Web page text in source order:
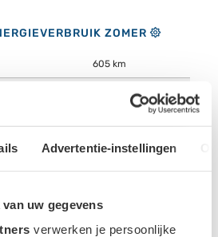
Advertentie-instellingen
uw gegevens
verwerken je persoonlijke
ZOMER
605 km
11.2 kWh/100km
17.2 kWh/100km